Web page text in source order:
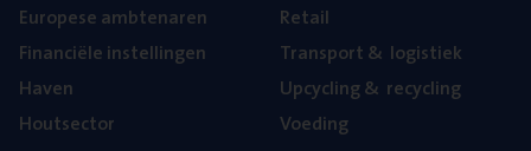
Euro­pe­se ambtenaren
Finan­ci­ë­le instellingen
Haven
Hout­sec­tor
Retail
Trans­port& logistiek
Upcy­cling& recycling
Voe­ding